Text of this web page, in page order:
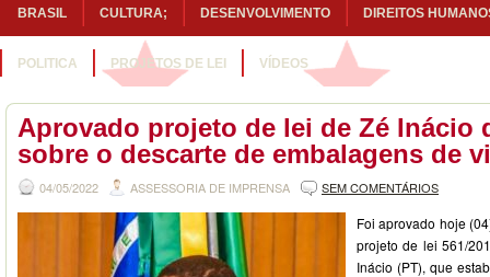
BRASIL CULTURA; DESENVOLVIMENTO DIREITOS
POLITICA PROJETOS DE LEI VÍDEOS
Aprovado projeto de lei de Zé Inácio
sobre o descarte de embalagens de
04/05/2022 ASSESSORIA DE IMPRENSA SEM COMENTÁRIOS
Foi aprovado hoje
projeto de lei 561/
Inácio (PT), que